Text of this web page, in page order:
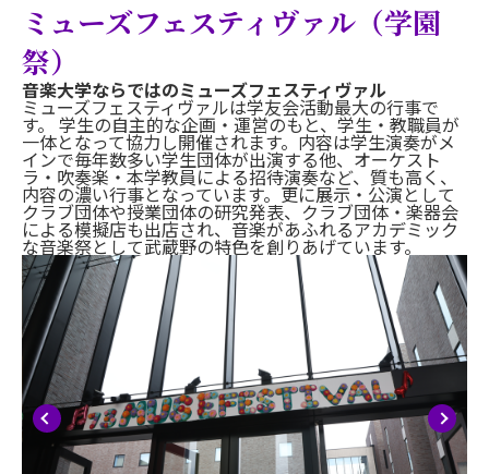
ミューズフェスティヴァル（学園
祭）
音楽大学ならではのミューズフェスティヴァル
ミューズフェスティヴァルは学友会活動最大の行事で
す。 学生の自主的な企画・運営のもと、学生・教職員が
一体となって協力し開催されます。内容は学生演奏がメ
インで毎年数多い学生団体が出演する他、オーケスト
ラ・吹奏楽・本学教員による招待演奏など、質も高く、
内容の濃い行事となっています。更に展示・公演として
クラブ団体や授業団体の研究発表、クラブ団体・楽器会
による模擬店も出店され、音楽があふれるアカデミック
な音楽祭として武蔵野の特色を創りあげています。